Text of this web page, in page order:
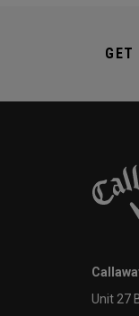
GET
Unit 27